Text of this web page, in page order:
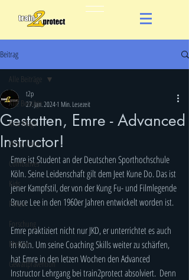
Beitrag
Alle Beiträge
Krav Maga
Wing Chun
Combatives
Kids
Polizei
Forschung
Medien
Gewaltprävention
Alle Beiträge
Gestatten, Emre - Advanced
Instructor!
t2p
27. Jan. 20241 Min. Lesezeit
Emre ist Student an der Deutschen Sporthochschule
Köln. Seine Leidenschaft gilt dem Jeet Kune Do. Das ist
jener Kampfstil, der von der Kung Fu- und Filmlegende
Bruce Lee in den 1960er Jahren entwickelt worden ist.
Emre praktiziert nicht nur JKD, er unterrichtet es auch
in Köln. Um seine Coaching Skills weiter zu schärfen,
hat Emre in den letzen Wochen den Advanced
Instructor Lehrgang bei train2protect absolviert.  Denn